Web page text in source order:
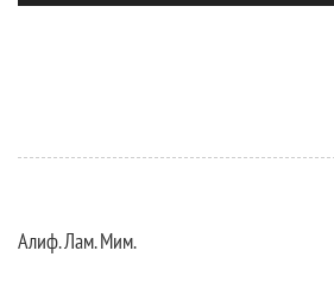
Алиф. Лам. Мим.